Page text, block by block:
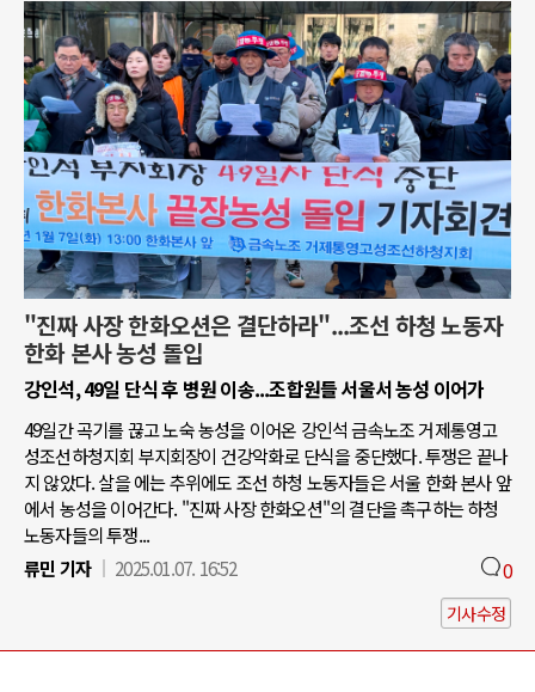
"진짜 사장 한화오션은 결단하라"...조선 하청 노동자
한화 본사 농성 돌입
강인석, 49일 단식 후 병원 이송...조합원들 서울서 농성 이어가
49일간 곡기를 끊고 노숙 농성을 이어온 강인석 금속노조 거제통영고
성조선하청지회 부지회장이 건강악화로 단식을 중단했다. 투쟁은 끝나
지 않았다. 살을 에는 추위에도 조선 하청 노동자들은 서울 한화 본사 앞
에서 농성을 이어간다. "진짜 사장 한화오션"의 결단을 촉구하는 하청
노동자들의 투쟁...
류민 기자
2025.01.07. 16:52 0
기사수정